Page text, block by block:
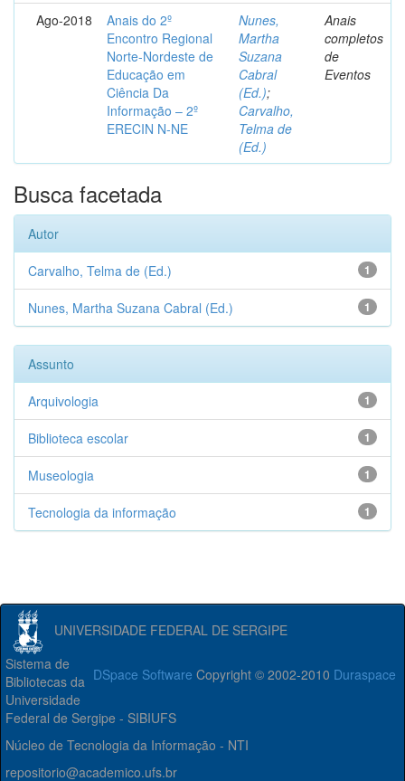
Ago-2018
Anais do 2º
Encontro Regional
Norte-Nordeste de
Educação em
Ciência Da
Informação – 2º
ERECIN N-NE
Nunes,
Martha
Suzana
Cabral
(Ed.);
Carvalho,
Telma de
(Ed.)
Anais
completos
de
Eventos
Busca facetada
Autor
1
Carvalho, Telma de (Ed.)
1
Nunes, Martha Suzana Cabral (Ed.)
Assunto
1
Arquivologia
1
Biblioteca escolar
1
Museologia
1
Tecnologia da informação
UNIVERSIDADE FEDERAL DE SERGIPE
DSpace Software Copyright © 2002-2010 Duraspace
Sistema de
Bibliotecas da
Universidade
Federal de Sergipe - SIBIUFS
Núcleo de Tecnologia da Informação - NTI
repositorio@academico.ufs.br